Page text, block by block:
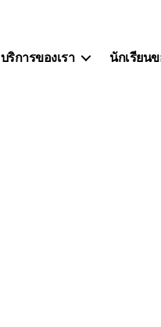
บริการของเรา นักเรียนข